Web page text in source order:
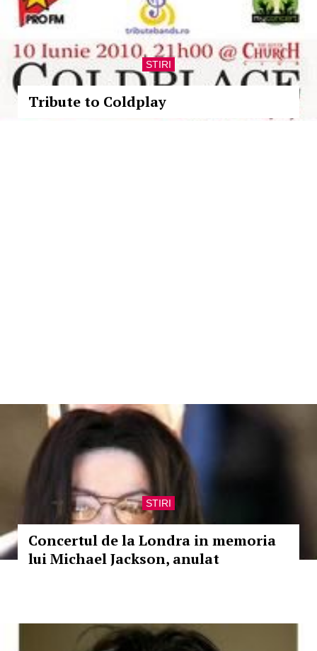
STIRI
Tribute to Coldplay
STIRI
Concertul de la Londra in memoria
lui Michael Jackson, anulat